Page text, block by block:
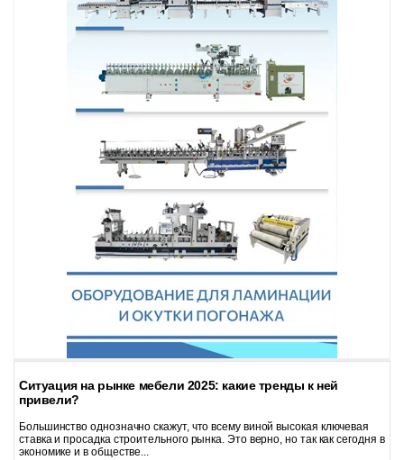
Ситуация на рынке мебели 2025: какие тренды к ней
привели?
Большинство однозначно скажут, что всему виной высокая ключевая
ставка и просадка строительного рынка. Это верно, но так как сегодня в
экономике и в обществе...